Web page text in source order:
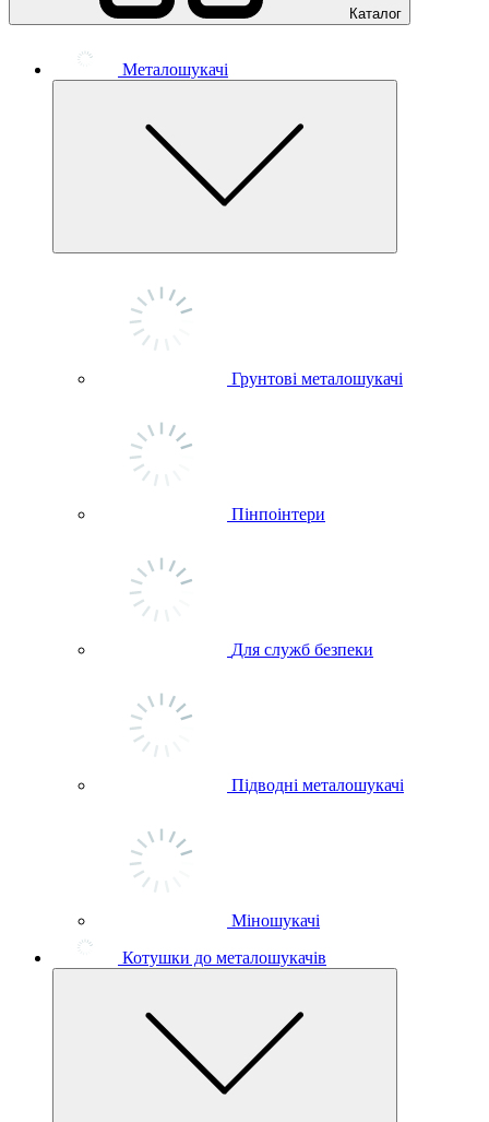
Каталог
Металошукачі
Грунтові металошукачі
Пінпоінтери
Для служб безпеки
Підводні металошукачі
Міношукачі
Котушки до металошукачів